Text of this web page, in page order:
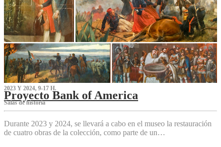
2023 Y 2024, 9-17 H.
Proyecto Bank of America
S‌alas de historia
Durante 2023 y 2024, se llevará a cabo en el museo la restauración
de cuatro obras de la colección, como parte de un…